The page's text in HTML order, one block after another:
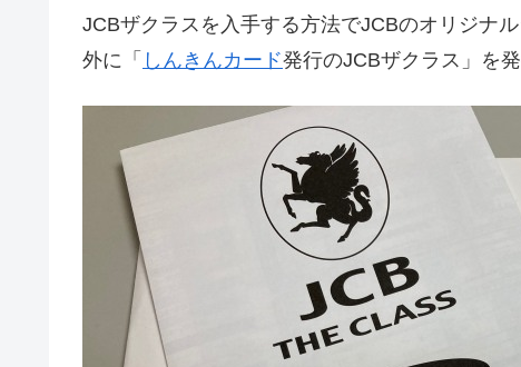
JCBザクラスを入手する方法でJCBのオリジナ
外に「 しんきんカード発行のJCBザクラス」を